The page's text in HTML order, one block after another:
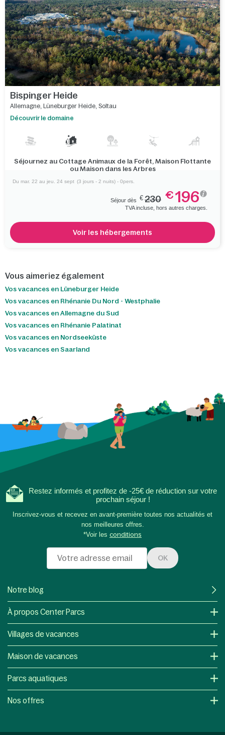
Bispinger Heide
Allemagne Lüneburger Heide Soltau
Découvrir le domaine
Séjournez au Cottage Animaux de la Forêt, Maison Flottante
ou Maison dans les Arbres
Du mar. 22 au jeu. 24 sept (3 jours - 2 nuits) - 0pers.
Séjour dès € 230 €196
TVA incluse, hors autres charges.
Voir les hébergements
Vous aimeriez également
Vos vacances en Lüneburger Heide
Vos vacances en Rhénanie Du Nord - Westphalie
Vos vacances en Allemagne du Sud
Vos vacances en Rhénanie Palatinat
Vos vacances en Nordseeküste
Vos vacances en Saarland
Restez informés et profitez de -25€ de réduction sur votre
prochain séjour !
Inscrivez-vous et recevez en avant-première toutes nos actualités et
nos meilleures offres.
*Voir les conditions
OK
Notre blog
À propos Center Parcs
Villages de vacances
Maison de vacances
Parcs aquatiques
Nos offres